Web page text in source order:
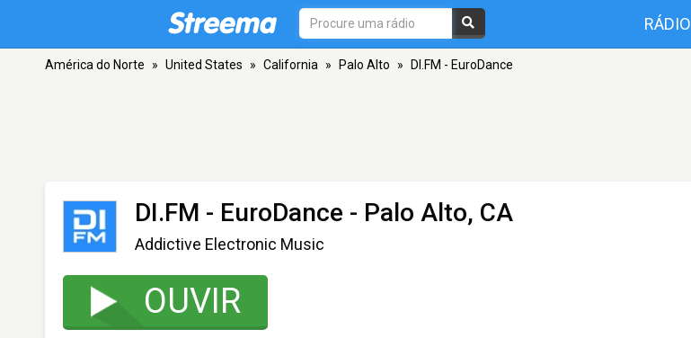
RÁDIO
América do Norte » United States » California » Palo Alto » DI.FM - EuroDance
DI.FM - EuroDance - Palo Alto, CA
Addictive Electronic Music
OUVIR